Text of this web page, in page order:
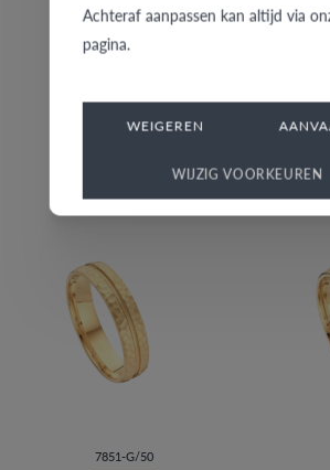
7851-G/50
Achteraf aanpassen kan altijd via
pagina.
WEIGEREN
WIJZIG VOORKEUREN